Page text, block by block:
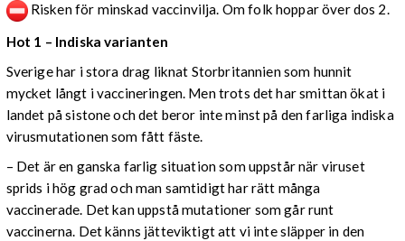
Risken för minskad vaccinvilja. Om folk hoppar över dos 2.
Hot 1 – Indiska varianten
Sverige har i stora drag liknat Storbritannien som hunnit
mycket långt i vaccineringen. Men trots det har smittan ökat i
landet på sistone och det beror inte minst på den farliga indiska
virusmutationen som fått fäste.
– Det är en ganska farlig situation som uppstår när viruset
sprids i hög grad och man samtidigt har rätt många
vaccinerade. Det kan uppstå mutationer som går runt
vaccinerna. Det känns jätteviktigt att vi inte släpper in den